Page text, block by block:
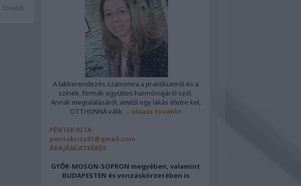
Tovább
A lakberendezés számomra a praktikumról és a
színek, formák együttes harmóniájáról szól.
Annak megtalálásáról, amitől egy lakás életre kel,
OTTHONNÁ válik. ... olvass tovább!
PÉNTEK RITA
pentekrita01@gmail.com
ÁRAJÁNLATKÉRÉS
GYŐR-MOSON-SOPRON megyében, valamint
BUDAPESTEN és vonzáskörzetében is